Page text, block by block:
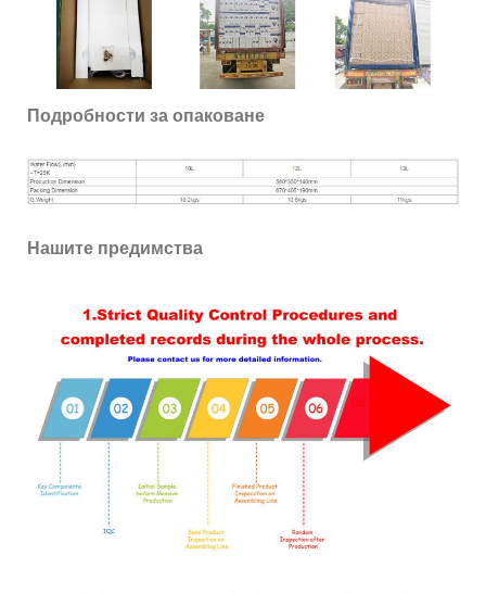
Подробности за опаковане
Нашите предимства